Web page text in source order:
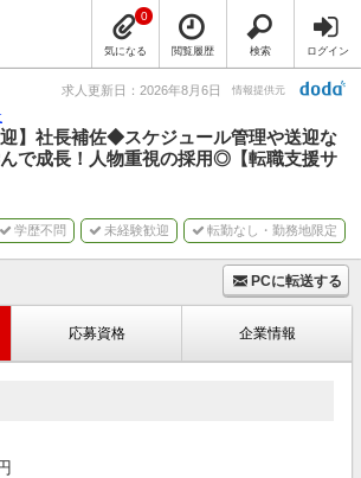
気になる
0
閲覧履歴 検索 ログイン
求人更新日：2026年8月6日 情報提供元
迎】社長補佐◆スケジュール管理や送迎な
で成長！人物重視の採用◎【転職支援サ
学歴不問 未経験歓迎 転勤なし・勤務地限定
PCに転送する
応募資格 企業情報